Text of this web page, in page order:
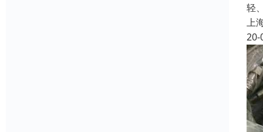
轻
上
20-